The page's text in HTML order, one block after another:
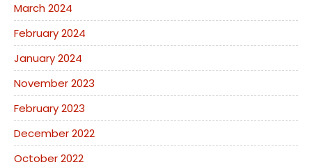
March 2024
February 2024
January 2024
November 2023
February 2023
December 2022
October 2022